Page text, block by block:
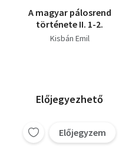
A magyar pálosrend
története II. 1-2.
Kisbán Emil
Előjegyezhető
Előjegyzem